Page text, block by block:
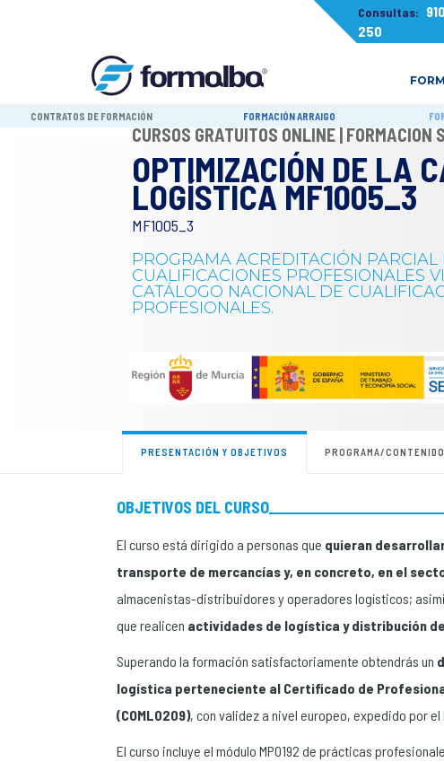
Consultas:
250
CONTRATOS DE FORMACIÓN FORMACIÓN ARRAIGO
CURSOS GRATUITOS ONLINE | FORMACIÓN
OPTIMIZACIÓN DE LA
LOGÍSTICA MF1005_3
MF1005_3
PROGRAMA ACREDITACIÓN PARCIAL
CUALIFICACIONES PROFESIONALES
CATÁLOGO NACIONAL DE
PROFESIONALES.
PRESENTACIÓN Y OBJETIVOS PROGRAMA/
OBJETIVOS DEL CURSO
El curso está dirigido a personas que quieran
transporte de mercancías y, en concreto, en el
almacenistas-distribuidores y operadores logísticos;
que realicen actividades de logística y distribución
Superando la formación satisfactoriamente obtendrás un
logística perteneciente al Certificado de
(COML0209), con validez a nivel europeo, expedido por
El curso incluye el módulo MP0192 de prácticas